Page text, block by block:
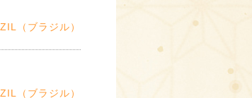
（ブラジル）
（ブラジル）